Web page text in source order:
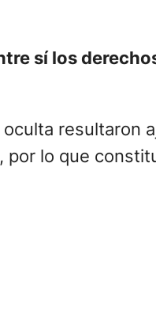
sí los
resultaron
lo que